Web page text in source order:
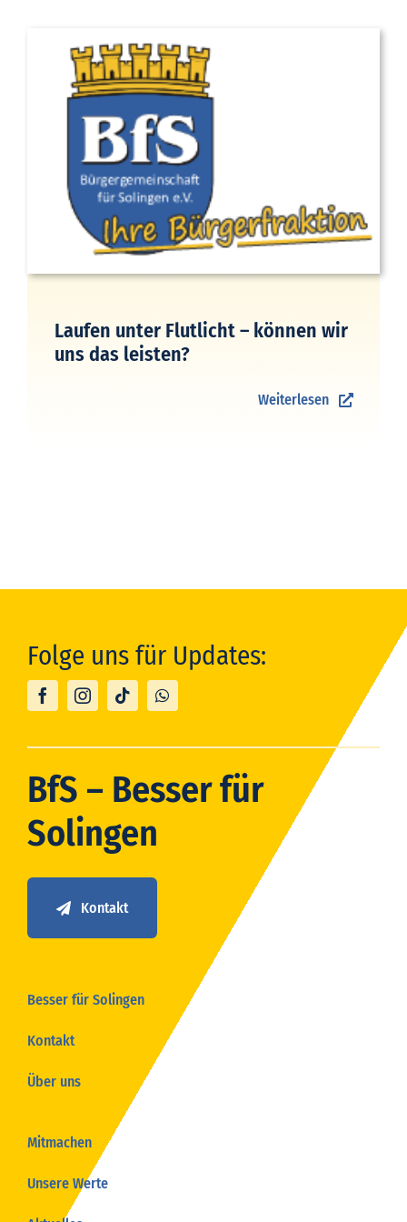
Laufen unter Flutlicht – können wir
uns das leisten?
Weiterlesen
Folge uns für Updates:
BfS – Besser für
Solingen
Kontakt
Besser für Solingen
Kontakt
Über uns
Mitmachen
Unsere Werte